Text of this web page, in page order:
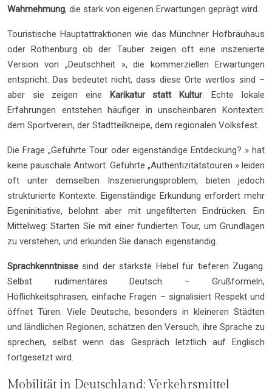
Wahrnehmung, die stark von eigenen Erwartungen geprägt wird.
Touristische Hauptattraktionen wie das Münchner Hofbräuhaus
oder Rothenburg ob der Tauber zeigen oft eine inszenierte
Version von „Deutschheit », die kommerziellen Erwartungen
entspricht. Das bedeutet nicht, dass diese Orte wertlos sind –
aber sie zeigen eine Karikatur statt Kultur. Echte lokale
Erfahrungen entstehen häufiger in unscheinbaren Kontexten:
dem Sportverein, der Stadtteilkneipe, dem regionalen Volksfest.
Die Frage „Geführte Tour oder eigenständige Entdeckung? » hat
keine pauschale Antwort. Geführte „Authentizitätstouren » leiden
oft unter demselben Inszenierungsproblem, bieten jedoch
strukturierte Kontexte. Eigenständige Erkundung erfordert mehr
Eigeninitiative, belohnt aber mit ungefilterten Eindrücken. Ein
Mittelweg: Starten Sie mit einer fundierten Tour, um Grundlagen
zu verstehen, und erkunden Sie danach eigenständig.
Sprachkenntnisse sind der stärkste Hebel für tieferen Zugang.
Selbst rudimentäres Deutsch – Grußformeln,
Höflichkeitsphrasen, einfache Fragen – signalisiert Respekt und
öffnet Türen. Viele Deutsche, besonders in kleineren Städten
und ländlichen Regionen, schätzen den Versuch, ihre Sprache zu
sprechen, selbst wenn das Gespräch letztlich auf Englisch
fortgesetzt wird.
Mobilität in Deutschland: Verkehrsmittel